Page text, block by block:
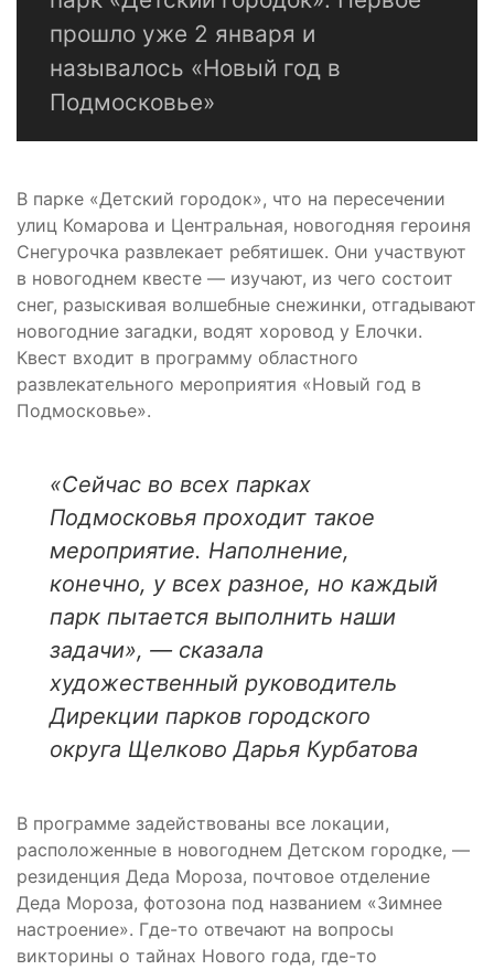
прошло уже 2 января и
называлось «Новый год в
Подмосковье»
В парке «Детский городок», что на пересечении
улиц Комарова и Центральная, новогодняя героиня
Снегурочка развлекает ребятишек. Они участвуют
в новогоднем квесте — изучают, из чего состоит
снег, разыскивая волшебные снежинки, отгадывают
новогодние загадки, водят хоровод у Елочки.
Квест входит в программу областного
развлекательного мероприятия «Новый год в
Подмосковье».
«Сейчас во всех парках
Подмосковья проходит такое
мероприятие. Наполнение,
конечно, у всех разное, но каждый
парк пытается выполнить наши
задачи», — сказала
художественный руководитель
Дирекции парков городского
округа Щелково Дарья Курбатова
В программе задействованы все локации,
расположенные в новогоднем Детском городке, —
резиденция Деда Мороза, почтовое отделение
Деда Мороза, фотозона под названием «Зимнее
настроение». Где-то отвечают на вопросы
викторины о тайнах Нового года, где-то